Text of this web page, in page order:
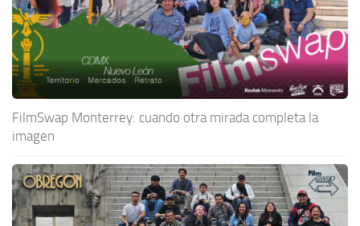
FilmSwap Monterrey: cuando otra mirada completa la
imagen